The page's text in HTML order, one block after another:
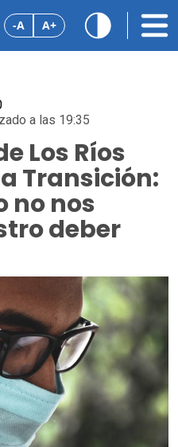
-A A+
a las 19:35
Los Ríos
Transición:
no nos
deber